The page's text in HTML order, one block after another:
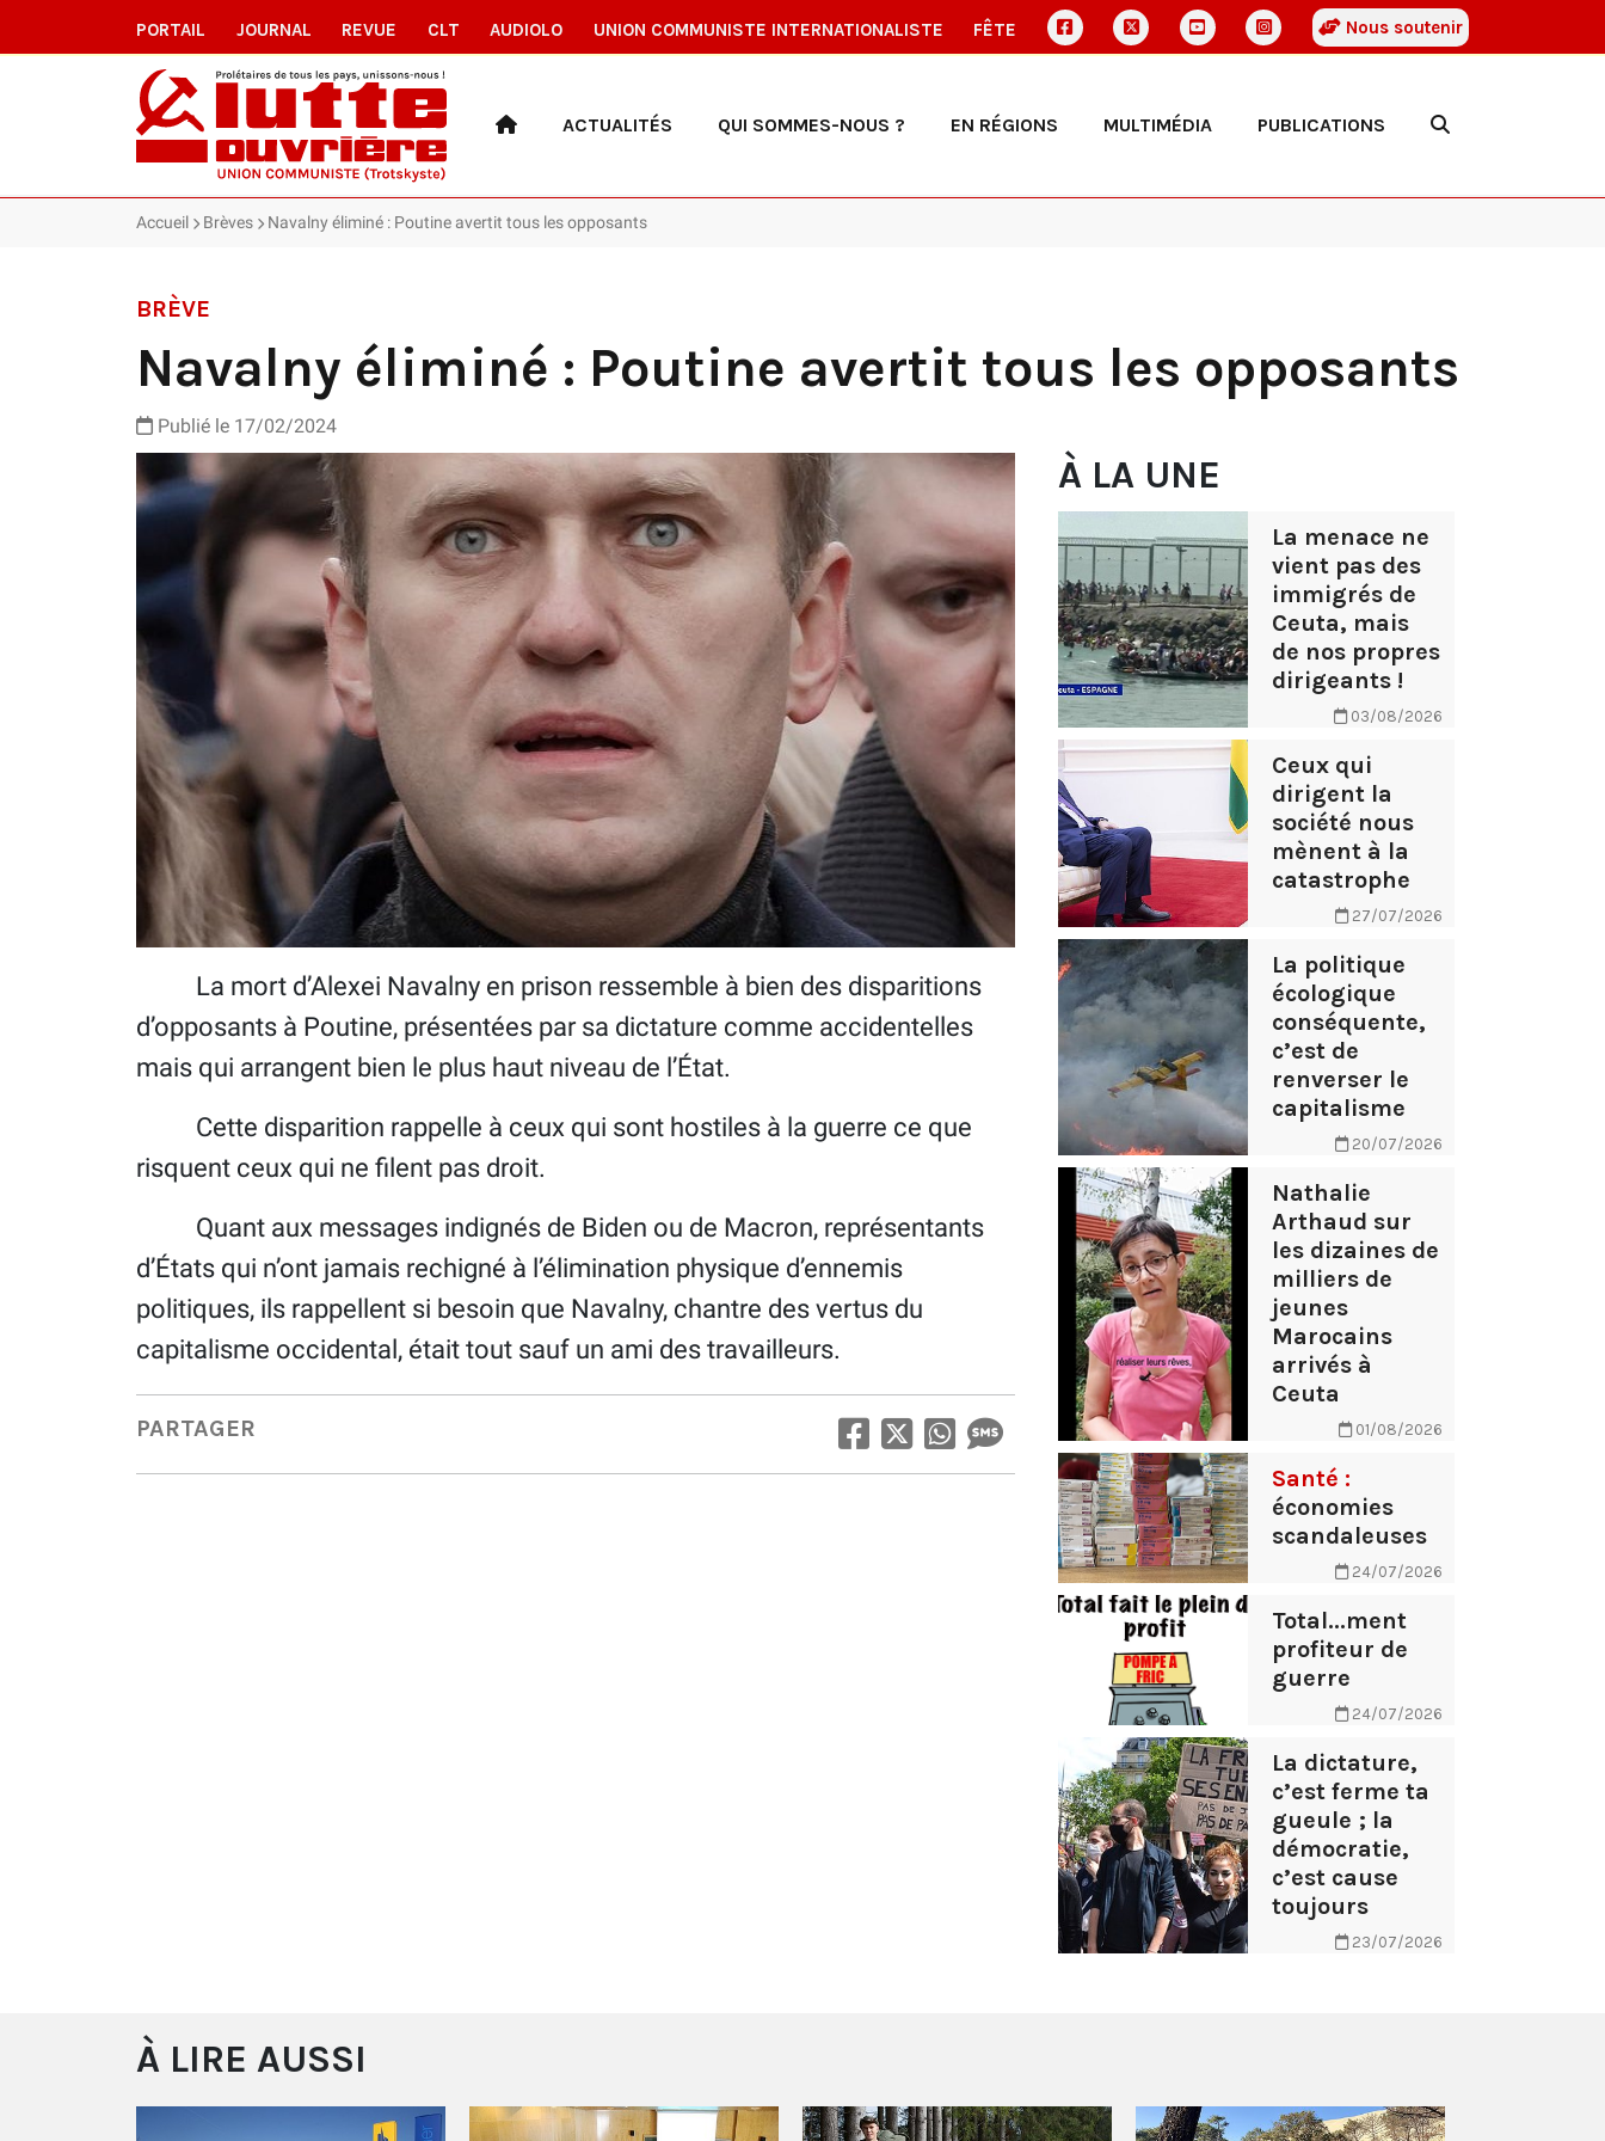
PORTAIL JOURNAL REVUE CLT AUDIOLO UNION COMMUNISTE INTERNATIONALISTE FÊTE Nous soutenir
ACTUALITÉS QUI SOMMES-NOUS ? EN RÉGIONS MULTIMÉDIA PUBLICATIONS
Accueil Brèves Navalny éliminé : Poutine avertit tous les opposants
BRÈVE
Navalny éliminé : Poutine avertit tous les opposants
Publié le 17/02/2024
La mort d’Alexei Navalny en prison ressemble à bien des disparitions
d’opposants à Poutine, présentées par sa dictature comme accidentelles
mais qui arrangent bien le plus haut niveau de l’État.
Cette disparition rappelle à ceux qui sont hostiles à la guerre ce que
risquent ceux qui ne filent pas droit.
Quant aux messages indignés de Biden ou de Macron, représentants
d’États qui n’ont jamais rechigné à l’élimination physique d’ennemis
politiques, ils rappellent si besoin que Navalny, chantre des vertus du
capitalisme occidental, était tout sauf un ami des travailleurs.
PARTAGER
À LA UNE
La menace ne
vient pas des
immigrés de
Ceuta, mais
de nos propres
dirigeants !
03/08/2026
Ceux qui
dirigent la
société nous
mènent à la
catastrophe
27/07/2026
La politique
écologique
conséquente,
c’est de
renverser le
capitalisme
20/07/2026
Nathalie
Arthaud sur
les dizaines de
milliers de
jeunes
Marocains
arrivés à
Ceuta
01/08/2026
Santé :
économies
scandaleuses
24/07/2026
Total...ment
profiteur de
guerre
24/07/2026
La dictature,
c’est ferme ta
gueule ; la
démocratie,
c’est cause
toujours
23/07/2026
À LIRE AUSSI